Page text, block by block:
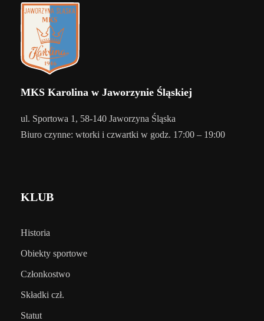
MKS Karolina w Jaworzynie Śląskiej
ul. Sportowa 1, 58-140 Jaworzyna Śląska
Biuro czynne: wtorki i czwartki w godz. 17:00 – 19:00
KLUB
Historia
Obiekty sportowe
Członkostwo
Składki czł.
Statut